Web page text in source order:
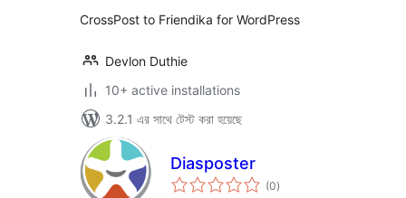
CrossPost to Friendika for WordPress
Devlon Duthie
10+ active installations
3.2.1 এর সাথে টেস্ট করা হয়েছে
Diasposter
(0total
ratings
)